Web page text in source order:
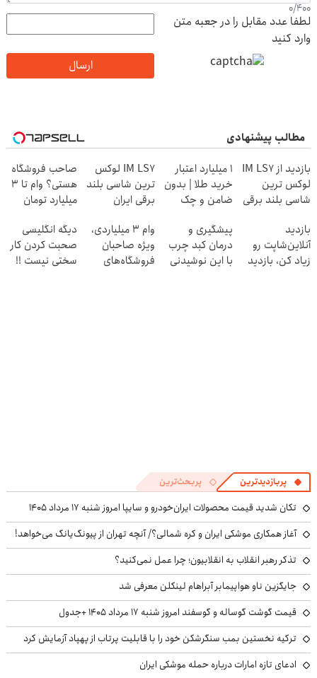
0/400
لطفا عدد مقابل را در جعبه متن
وارد کنید
ارسال
مطالب پیشنهادی
بازدید از IM LS7
لوکس ترین
شاسی بلند برقی
انقلاب
۱ میلیارد اعتبار
خرید طلا | بدون
ضامن و چک
IM LS7 لوکس
ترین شاسی بلند
برقی ایران
صاحب فروشگاه
هستی؟ وام تا ۳
میلیارد تومان
بازدید
آنلاین‌شاپت رو
زیاد کن، بازدید
پیشگیری و
درمان کبد چرب
با این نوشیدنی
وام ۳ میلیاردی،
ویژه صاحبان
فروشگاه‌های
دیگه انگلیسی
صحبت کردن کار
سختی نیست !!
پربازدیدترین پربحث‌ترین
تکان شدید قیمت محصولات ایران‌خودرو و سایپا امروز شنبه ۱۷ مرداد ۱۴۰۵
آغاز همکاری موشکی ایران و کره شمالی؟/ آنچه تهران از پیونگ‌یانگ می‌خواهد!
تذکر رهبر انقلاب به انقلابیون؛ چرا عمل نمی‌کنید؟
جایگزین ناو هواپیمابر آبراهام لینکلن معرفی شد
قیمت گوشت گوساله و گوسفند امروز شنبه ۱۷ مرداد ۱۴۰۵ +جدول
ترکیه نخستین بمب سنگرشکن خود را با قابلیت پرتاب از پهپاد آزمایش کرد
ادعای تازه امارات درباره حمله موشکی ایران